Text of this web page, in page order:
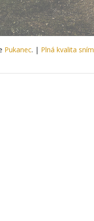
Pukanec. | Plná kvalita